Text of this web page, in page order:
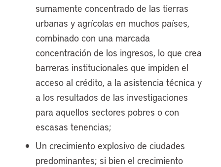
sumamente concentrado de las tierras
urbanas y agrícolas en muchos países,
combinado con una marcada
concentración de los ingresos, lo que crea
barreras institucionales que impiden el
acceso al crédito, a la asistencia técnica y
a los resultados de las investigaciones
para aquellos sectores pobres o con
escasas tenencias;
Un crecimiento explosivo de ciudades
predominantes; si bien el crecimiento